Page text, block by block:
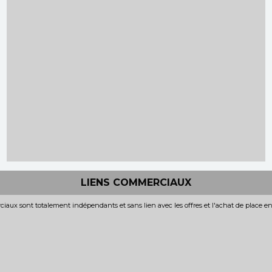
LIENS COMMERCIAUX
sont totalement indépendants et sans lien avec les offres et l'achat de place